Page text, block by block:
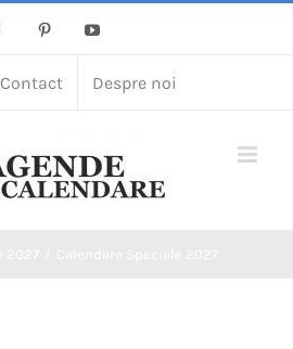
Facebook PinterestYouTube
Contact Despre noi